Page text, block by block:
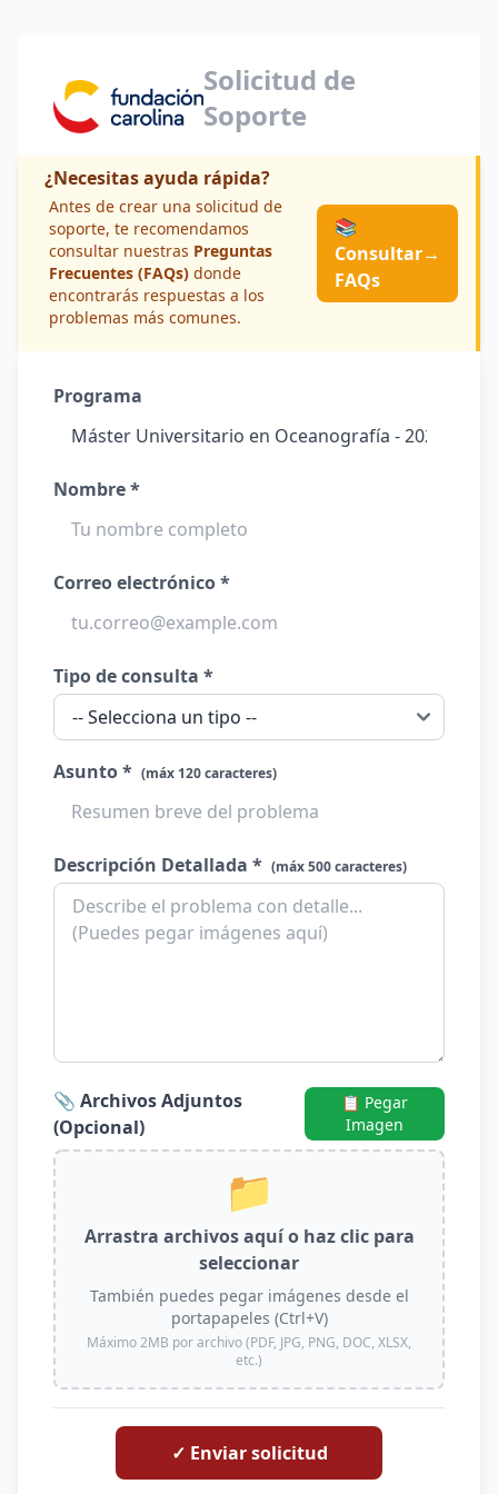
Solicitud de
Soporte
¿Necesitas ayuda rápida?
Antes de crear una solicitud de
soporte, te recomendamos
consultar nuestras Preguntas
Frecuentes (FAQs) donde
encontrarás respuestas a los
problemas más comunes.
📚
Consultar
FAQs
→
Programa
Nombre *
Correo electrónico *
Tipo de consulta *
Asunto * (máx 120 caracteres)
Descripción Detallada * (máx 500 caracteres)
📎 Archivos Adjuntos
(Opcional)
📋 Pegar
Imagen
📁
Arrastra archivos aquí o haz clic para
seleccionar
También puedes pegar imágenes desde el
portapapeles (Ctrl+V)
Máximo 2MB por archivo (PDF, JPG, PNG, DOC, XLSX,
etc.)
✓ Enviar solicitud